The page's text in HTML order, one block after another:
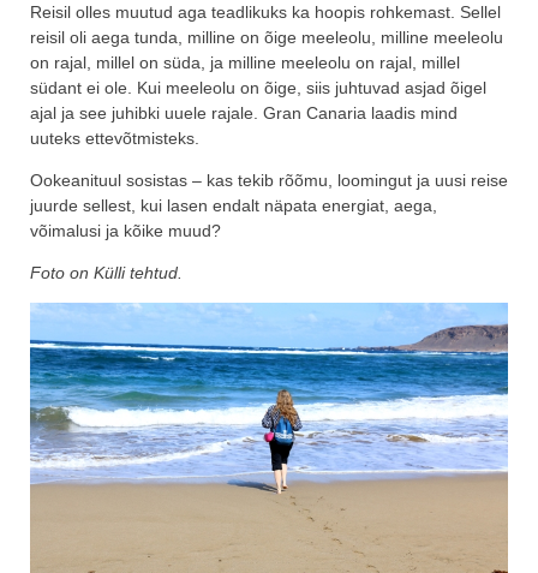
Reisil olles muutud aga teadlikuks ka hoopis rohkemast. Sellel
reisil oli aega tunda, milline on õige meeleolu, milline meeleolu
on rajal, millel on süda, ja milline meeleolu on rajal, millel
südant ei ole. Kui meeleolu on õige, siis juhtuvad asjad õigel
ajal ja see juhibki uuele rajale. Gran Canaria laadis mind
uuteks ettevõtmisteks.
Ookeanituul sosistas – kas tekib rõõmu, loomingut ja uusi reise
juurde sellest, kui lasen endalt näpata energiat, aega,
võimalusi ja kõike muud?
Foto on Külli tehtud.